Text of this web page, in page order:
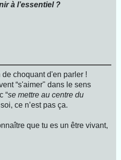
à l’essentiel ?
choquant d'en parler !
“s'aimer" dans le sens
“se mettre au centre du
ce n’est pas ça.
que tu es un être vivant,